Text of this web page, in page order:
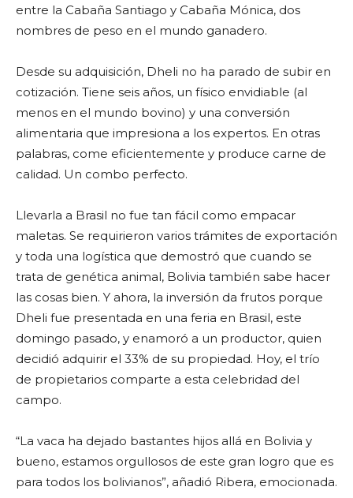
entre la Cabaña Santiago y Cabaña Mónica, dos
nombres de peso en el mundo ganadero.
Desde su adquisición, Dheli no ha parado de subir en
cotización. Tiene seis años, un físico envidiable (al
menos en el mundo bovino) y una conversión
alimentaria que impresiona a los expertos. En otras
palabras, come eficientemente y produce carne de
calidad. Un combo perfecto.
Llevarla a Brasil no fue tan fácil como empacar
maletas. Se requirieron varios trámites de exportación
y toda una logística que demostró que cuando se
trata de genética animal, Bolivia también sabe hacer
las cosas bien. Y ahora, la inversión da frutos porque
Dheli fue presentada en una feria en Brasil, este
domingo pasado, y enamoró a un productor, quien
decidió adquirir el 33% de su propiedad. Hoy, el trío
de propietarios comparte a esta celebridad del
campo.
“La vaca ha dejado bastantes hijos allá en Bolivia y
bueno, estamos orgullosos de este gran logro que es
para todos los bolivianos”, añadió Ribera, emocionada.